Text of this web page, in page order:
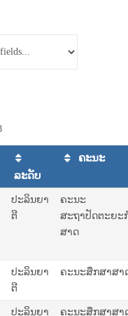
ລະດັບ
ຄະນະ
ປະລິນຍາ
ຕີ
ຄະນະ
ສະຖາປັດຕະຍະ
ສາດ
ປະລິນຍາ
ຕີ
ຄະນະສຶກສາສາ
ປະລິນຍາ
ຄະນະສຶກສາສາ